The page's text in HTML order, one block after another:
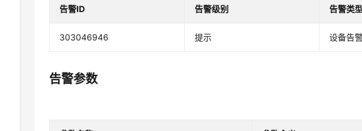
告警ID 告警级别 告警类型
303046946 提示 设备告
告警参数